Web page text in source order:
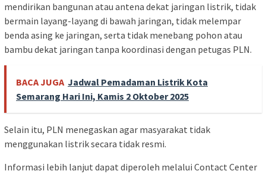
mendirikan bangunan atau antena dekat jaringan listrik, tidak
bermain layang-layang di bawah jaringan, tidak melempar
benda asing ke jaringan, serta tidak menebang pohon atau
bambu dekat jaringan tanpa koordinasi dengan petugas PLN.
BACA JUGA Jadwal Pemadaman Listrik Kota
Semarang Hari Ini, Kamis 2 Oktober 2025
Selain itu, PLN menegaskan agar masyarakat tidak
menggunakan listrik secara tidak resmi.
Informasi lebih lanjut dapat diperoleh melalui Contact Center